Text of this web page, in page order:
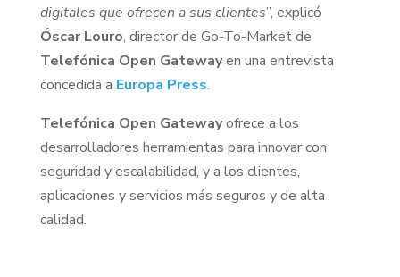
digitales que ofrecen a sus clientes”, explicó
Óscar Louro, director de Go-To-Market de
Telefónica Open Gatewayen una entrevista
concedida a Europa Press.
Telefónica Open Gatewayofrece a los
desarrolladores herramientas para innovar con
seguridad y escalabilidad, y a los clientes,
aplicaciones y servicios más seguros y de alta
calidad.